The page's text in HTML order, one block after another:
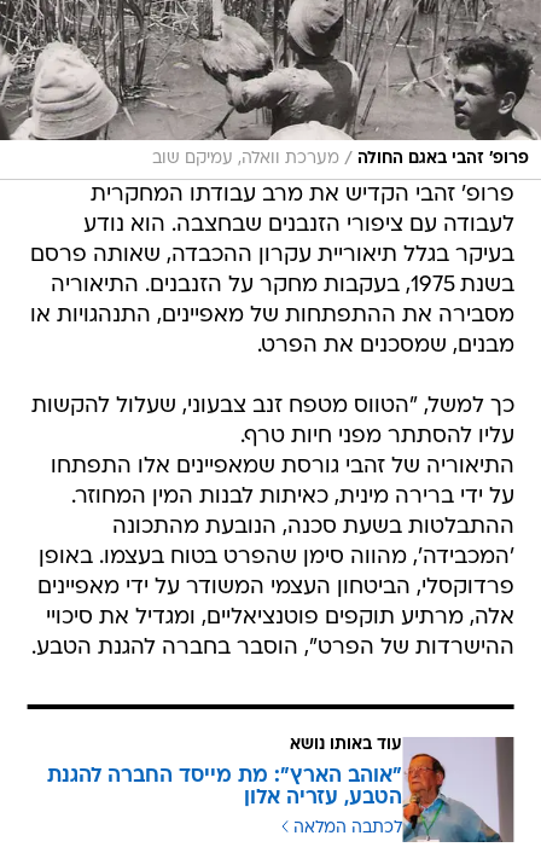
פרופ' זהבי באגם החולה / מערכת וואלה, עמיקם שוב
פרופ' זהבי הקדיש את מרב עבודתו המחקרית
לעבודה עם ציפורי הזנבנים שבחצבה. הוא נודע
בעיקר בגלל תיאוריית עקרון ההכבדה, שאותה פרסם
בשנת 1975, בעקבות מחקר על הזנבנים. התיאוריה
מסבירה את ההתפתחות של מאפיינים, התנהגויות או
מבנים, שמסכנים את הפרט.
כך למשל, "הטווס מטפח זנב צבעוני, שעלול להקשות
עליו להסתתר מפני חיות טרף.
התיאוריה של זהבי גורסת שמאפיינים אלו התפתחו
על ידי ברירה מינית, כאיתות לבנות המין המחוזר.
ההתבלטות בשעת סכנה, הנובעת מהתכונה
'המכבידה', מהווה סימן שהפרט בטוח בעצמו. באופן
פרדוקסלי, הביטחון העצמי המשודר על ידי מאפיינים
אלה, מרתיע תוקפים פוטנציאליים, ומגדיל את סיכויי
ההישרדות של הפרט", הוסבר בחברה להגנת הטבע.
עוד באותו נושא
"אוהב הארץ": מת מייסד החברה להגנת
הטבע, עזריה אלון
לכתבה המלאה